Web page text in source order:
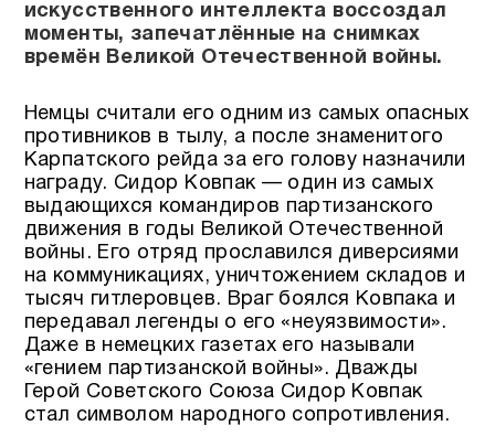
искусственного интеллекта воссоздал
моменты, запечатлённые на снимках
времён Великой Отечественной войны.
Немцы считали его одним из самых опасных
противников в тылу, а после знаменитого
Карпатского рейда за его голову назначили
награду. Сидор Ковпак — один из самых
выдающихся командиров партизанского
движения в годы Великой Отечественной
войны. Его отряд прославился диверсиями
на коммуникациях, уничтожением складов и
тысяч гитлеровцев. Враг боялся Ковпака и
передавал легенды о его «неуязвимости».
Даже в немецких газетах его называли
«гением партизанской войны». Дважды
Герой Советского Союза Сидор Ковпак
стал символом народного сопротивления.